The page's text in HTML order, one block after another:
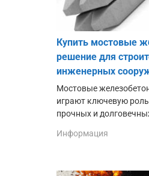
Купить мостовые
решение для
инженерных
Мостовые
играют ключевую роль
прочных и
Информация